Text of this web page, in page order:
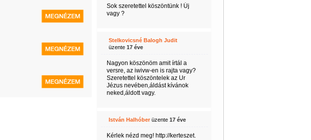
Sok szeretettel köszöntünk ! Új
vagy ?
Stelkovicsné Balogh Judit
üzente 17 éve
Nagyon köszönöm amit írtál a
versre, az iwivw-en is rajta vagy?
Szeretettel köszöntelek az Ur
Jézus nevében,áldást kívánok
neked,áldott vagy.
István Halhóberüzente 17 éve
Kérlek nézd meg! http://kerteszet.